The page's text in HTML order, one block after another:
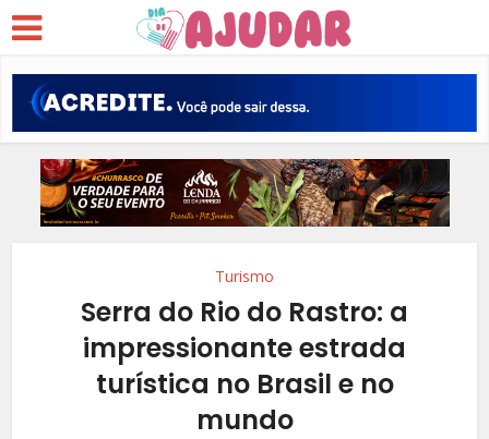
Turismo
Serra do Rio do Rastro: a
impressionante estrada
turística no Brasil e no
mundo